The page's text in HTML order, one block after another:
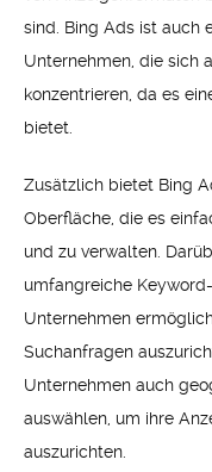
sind. Bing Ads ist auch
Unternehmen, die sich
konzentrieren, da es
bietet.
Zusätzlich bietet Bing
Oberfläche, die es
und zu verwalten.
umfangreiche
Unternehmen
Suchanfragen
Unternehmen auch
auswählen, um ihre
auszurichten.